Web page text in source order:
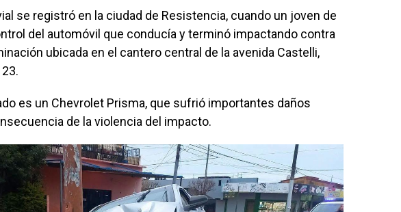
se registró en la ciudad de Resistencia, cuando un joven de
del automóvil que conducía y terminó impactando contra
ubicada en el cantero central de la avenida Castelli,
es un Chevrolet Prisma, que sufrió importantes daños
de la violencia del impacto.